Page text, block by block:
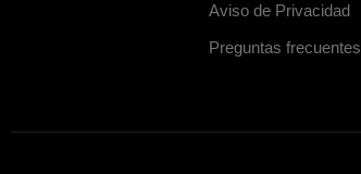
Aviso de Privacidad
Preguntas frecuentes